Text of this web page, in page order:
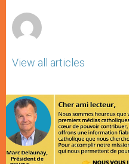
View all articles